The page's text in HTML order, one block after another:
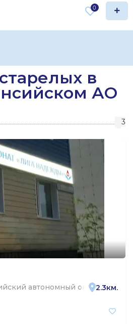
0
в
АО
3
автономный округ — Югра,
2.3км.